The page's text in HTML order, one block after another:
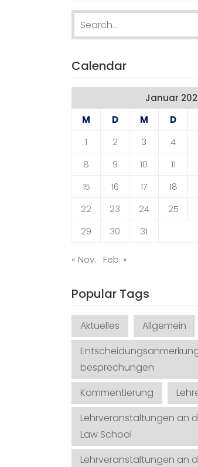
Calendar
Januar
M
D M D
1
2 3 4
8
9 10 11
15
16 17 18
22
23 24 25
29
30 31
« Nov. Feb. »
Popular Tags
Aktuelles Allgemein
besprechungen
Kommentierung
Lehrveranstaltungen an
Law School
Lehrveranstaltungen an